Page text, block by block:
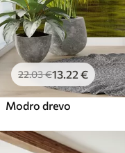
22.03€13 .22 €
Modro drevo